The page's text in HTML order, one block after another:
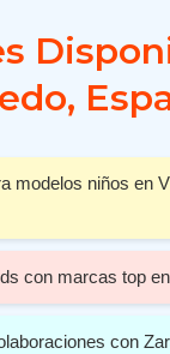
modelos niños en
con marcas top
con